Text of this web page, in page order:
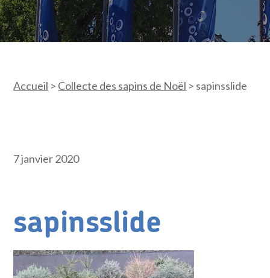
Accueil > Collecte des sapins de Noël > sapinsslide
7 janvier 2020
sapinsslide